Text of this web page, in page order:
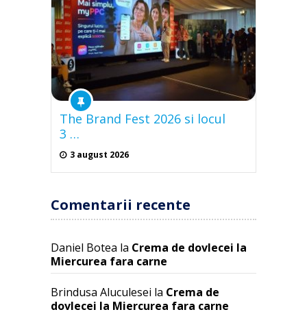
The Brand Fest 2026 si locul
3 …
3 august 2026
Comentarii recente
Daniel Botea la Crema de dovlecei la
Miercurea fara carne
Brindusa Aluculesei la Crema de
dovlecei la Miercurea fara carne